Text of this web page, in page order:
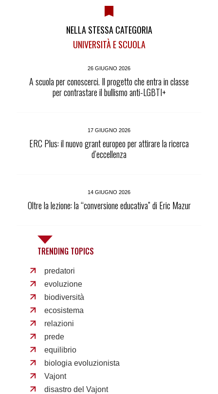
NELLA STESSA CATEGORIA
UNIVERSITÀ E SCUOLA
26 GIUGNO 2026
A scuola per conoscerci. Il progetto che entra in classe
per contrastare il bullismo anti-LGBTI+
17 GIUGNO 2026
ERC Plus: il nuovo grant europeo per attirare la ricerca
d’eccellenza
14 GIUGNO 2026
Oltre la lezione: la “conversione educativa” di Eric Mazur
TRENDING TOPICS
predatori
evoluzione
biodiversità
ecosistema
relazioni
prede
equilibrio
biologia evoluzionista
Vajont
disastro del Vajont